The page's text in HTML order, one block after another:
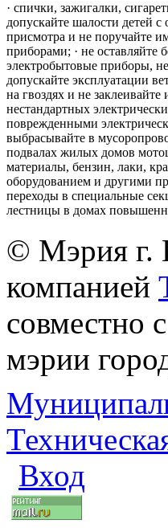
· спички, зажигалки,
допускайте шалости детей с
присмотра и не поручайте
приборами; · не оставляйте
электробытовые приборы,
допускайте эксплуатации
на гвоздях и не
нестандартных
поврежденными
выбрасывайте в
подвалах жилых домов
материалы, бензин, лаки,
оборудованием и другими
переходы в специальные
лестницы в домах
© Мэрия г.
компанией
совместно
мэрии
Вход